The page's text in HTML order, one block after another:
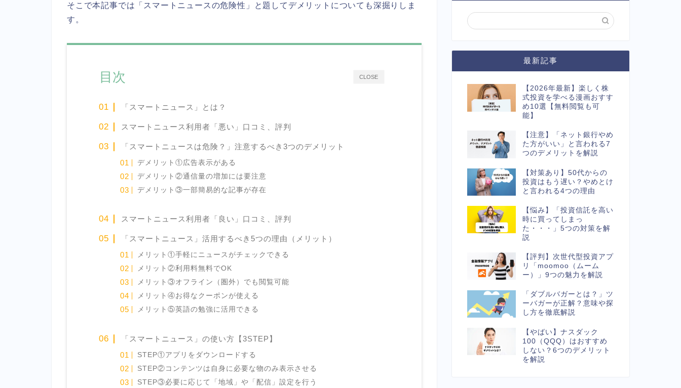
そこで本記事では「スマートニュースの危険性」と題してデメリットについても深掘りしま
す。
CLOSE
目次
「スマートニュース」とは？
スマートニュース利用者「悪い」口コミ、評判
「スマートニュースは危険？」注意するべき3つのデメリット
デメリット①広告表示がある
デメリット②通信量の増加には要注意
デメリット③一部簡易的な記事が存在
スマートニュース利用者「良い」口コミ、評判
「スマートニュース」活用するべき5つの理由（メリット）
メリット①手軽にニュースがチェックできる
メリット②利用料無料でOK
メリット③オフライン（圏外）でも閲覧可能
メリット④お得なクーポンが使える
メリット⑤英語の勉強に活用できる
「スマートニュース」の使い方【3STEP】
STEP①アプリをダウンロードする
STEP②コンテンツは自身に必要な物のみ表示させる
STEP③必要に応じて「地域」や「配信」設定を行う
最新記事
【2026年最新】楽しく株
式投資を学べる漫画おすす
め10選【無料閲覧も可
能】
【注意】「ネット銀行やめ
た方がいい」と言われる7
つのデメリットを解説
【対策あり】50代からの
投資はもう遅い？やめとけ
と言われる4つの理由
【悩み】「投資信託を高い
時に買ってしまっ
た・・・」5つの対策を解
説
【評判】次世代型投資アプ
リ「moomoo（ムーム
ー）」9つの魅力を解説
「ダブルバガーとは？」ツ
ーバガーが正解？意味や探
し方を徹底解説
【やばい】ナスダック
100（QQQ）はおすすめ
しない？6つのデメリット
を解説